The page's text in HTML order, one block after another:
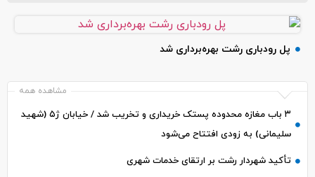
پل رودباری رشت بهره‌برداری شد
مشاهده همه
۳ باب مغازه محدوده پستک خریداری و تخریب شد / خیابان ژ۵ (شهید
سلیمانی) به زودی افتتاح می‌شود
تأکید شهردار رشت بر ارتقای خدمات شهری